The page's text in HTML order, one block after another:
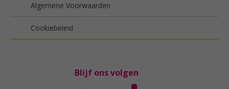
Algemene Voorwaarden
Cookiebeleid
Blijf ons volgen